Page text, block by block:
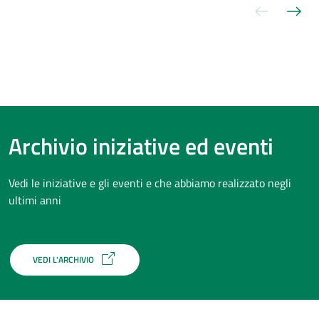
Slide
Archivio iniziative ed eventi
Vedi le iniziative e gli eventi e che abbiamo realizzato negli
ultimi anni
VEDI L'ARCHIVIO